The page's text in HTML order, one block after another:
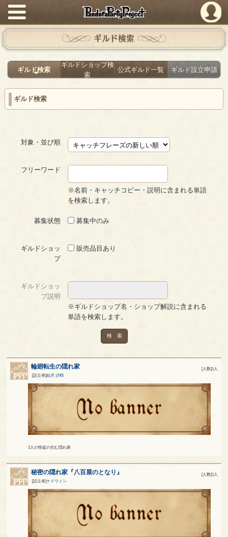
PandoraPartyProject
ギルド検索
ギルド検索
ギルドショップ検
索
公式ギルド一覧 ギルド設立申請
ギルド検索
対象・並び順
フリーワード
※名前・キャッチコピー・説明に含まれる単語
を検索します。
募集状態 募集中のみ
ギルドショッ
プ
販売品目あり
ギルドショッ
プ説明
※ギルドショップ名・ショップ解説に含まれる
単語を検索します。
検 索
輪廻転生の隠れ家
[人数]1人
[設立者]結月 沙耶
2人の怪盗の住む隠れ家
秘密の隠れ家『八百屋のとなり』
[人数]1人
[設立者]ケドウィン